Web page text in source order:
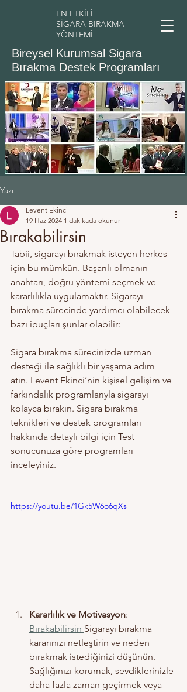
EN ETKİLİ
SİGARA BIRAKMA
YÖNTEMİ
Bireysel Kurumsal Sigara
Bırakma Destek Programları
Yazı
Bırakabilirsin
Levent Ekinci
19 Haz 2024 1 dakikada okunur
Tabii, sigarayı bırakmak isteyen herkes
için bu mümkün. Başarılı olmanın
anahtarı, doğru yöntemi seçmek ve
kararlılıkla uygulamaktır. Sigarayı
bırakma sürecinde yardımcı olabilecek
bazı ipuçları şunlar olabilir:
Sigara bırakma sürecinizde uzman
desteği ile sağlıklı bir yaşama adım
atın. Levent Ekinci’nin kişisel gelişim ve
farkındalık programlarıyla sigarayı
kolayca bırakın. Sigara bırakma
teknikleri ve destek programları
hakkında detaylı bilgi için Test
sonucunuza göre programları
inceleyiniz.
https://youtu.be/1Gk5W6o6qXs
Kararlılık ve Motivasyon:
Bırakabilirsin Sigarayı bırakma
kararınızı netleştirin ve neden
bırakmak istediğinizi düşünün.
Sağlığınızı korumak, sevdiklerinizle
daha fazla zaman geçirmek veya